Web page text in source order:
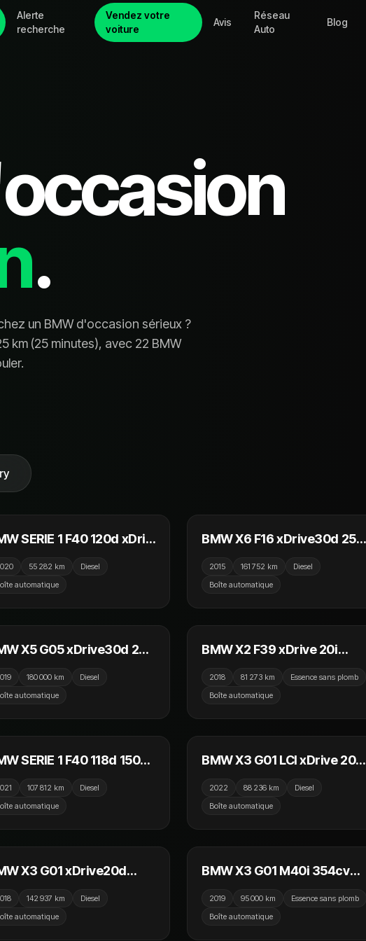
Alerte
recherche
Vendez votre
voiture
Avis
Réseau
Auto
Blog
.
un BMWd'occasion sérieux ?
km (25 minutes), avec 22 BMW
SERIE 1 F40 120d xDriv
55 282 km
Diesel
automatique
BMW X6 F16 xDrive30d 258
2015 161 752 km
Diesel
Boîte automatique
33 990 €
X5 G05 xDrive30d 265
180 000 km
Diesel
automatique
22 990 €
BMW X2 F39 xDrive 20i
Affichage Tete Haute /
2018 81 273 km
Essence sans plomb
Boîte automatique
21 990 €
SERIE 1 F40 118d 150cv
Haute / CarPlay /
107 812 km
Diesel
automatique
34 990 €
BMW X3 G01 LCI xDrive 20d
Cockpit / Camera / GPS
2022 88 236 km
Diesel
Boîte automatique
22 990 €
X3 G01 xDrive20d
Tete Haute / GPS
142 937 km
Diesel
automatique
42 990 €
BMW X3 G01 M40i 354cv
/ Camera / Virtual / Volant et
2019 95 000 km
Essence sans plomb
Boîte automatique
29 890 € 25 990 €